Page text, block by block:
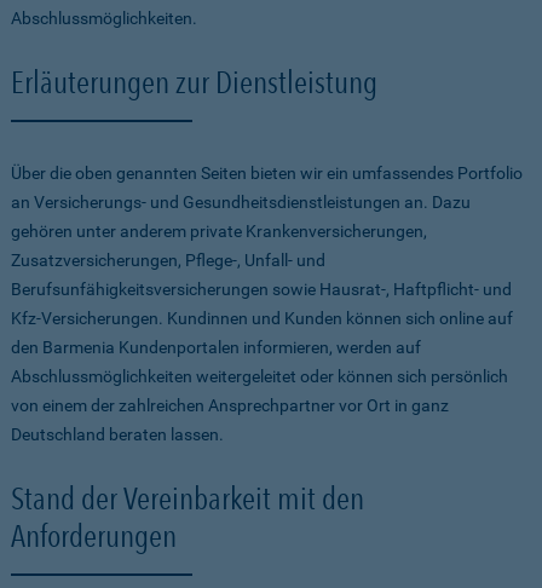
Abschlussmöglichkeiten.
Erläuterungen zur Dienstleistung
Über die oben genannten Seiten bieten wir ein umfassendes Portfolio
an Versicherungs- und Gesundheitsdienstleistungen an. Dazu
gehören unter anderem private Krankenversicherungen,
Zusatzversicherungen, Pflege-, Unfall- und
Berufsunfähigkeitsversicherungen sowie Hausrat-, Haftpflicht- und
Kfz-Versicherungen. Kundinnen und Kunden können sich online auf
den Barmenia Kundenportalen informieren, werden auf
Abschlussmöglichkeiten weitergeleitet oder können sich persönlich
von einem der zahlreichen Ansprechpartner vor Ort in ganz
Deutschland beraten lassen.
Stand der Vereinbarkeit mit den
Anforderungen